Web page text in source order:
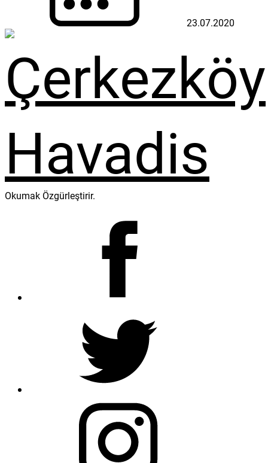
23.07.2020
Okumak Özgürleştirir.